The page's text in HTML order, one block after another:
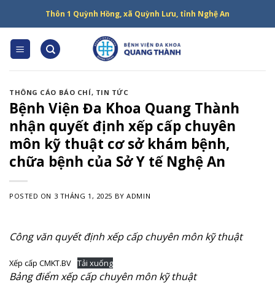
content
Thôn 1 Quỳnh Hồng, xã Quỳnh Lưu, tỉnh Nghệ An
THÔNG CÁO BÁO CHÍ, TIN TỨC
Bệnh Viện Đa Khoa Quang Thành
nhận quyết định xếp cấp chuyên
môn kỹ thuật cơ sở khám bệnh,
chữa bệnh của Sở Y tế Nghệ An
POSTED ON 3 THÁNG 1, 2025 BYADMIN
Công văn quyết định xếp cấp chuyên môn kỹ thuật
Xếp cấp CMKT.BV Tải xuống
Bảng điểm xếp cấp chuyên môn kỹ thuật